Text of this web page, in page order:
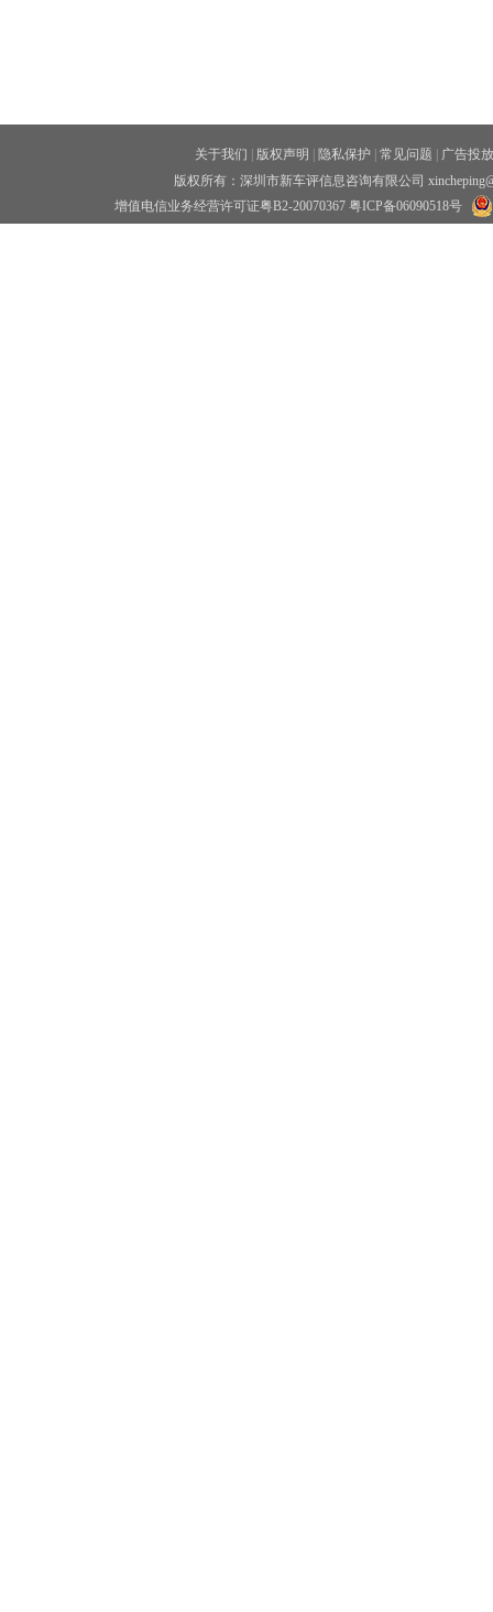
关于我们 版权声明 隐私保护 常见问题
广告投放
版权所有：深圳市新车评信息咨询有限公司
增值电信业务经营许可证粤B2-20070367 粤ICP备06090518号